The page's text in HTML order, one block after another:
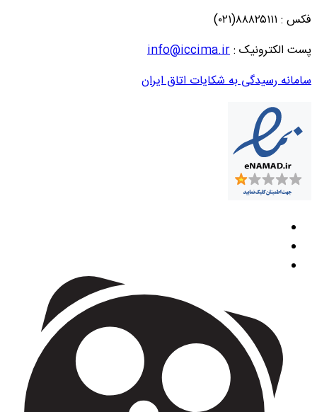
فکس : ۸۸۸۲۵۱۱۱(۰۲۱)
پست الکترونیک :info@iccima.ir
سامانه رسیدگی به شکایات اتاق ایران